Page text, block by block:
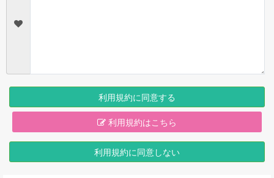
利用規約に同意する
利用規約はこちら
利用規約に同意しない